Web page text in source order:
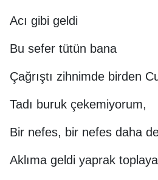
Acı gibi geldi
Bu sefer tütün bana
Çağrıştı zihnimde birden
Tadı buruk çekemiyorum,
Bir nefes, bir nefes daha
Aklıma geldi yaprak